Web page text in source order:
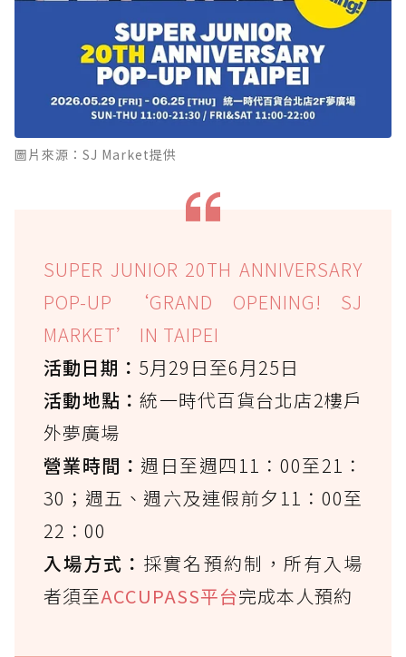
圖片來源：SJ Market提供
SUPER JUNIOR 20TH ANNIVERSARY
POP-UP ‘GRAND OPENING! SJ
MARKET’ IN TAIPEI
活動日期： 5月29日至6月25日
活動地點：統一時代百貨台北店2樓戶
外夢廣場
營業時間： 週日至週四11：00至21：
30；週五、週六及連假前夕11：00至
22：00
入場方式： 採實名預約制，所有入場
者須至ACCUPASS平台完成本人預約